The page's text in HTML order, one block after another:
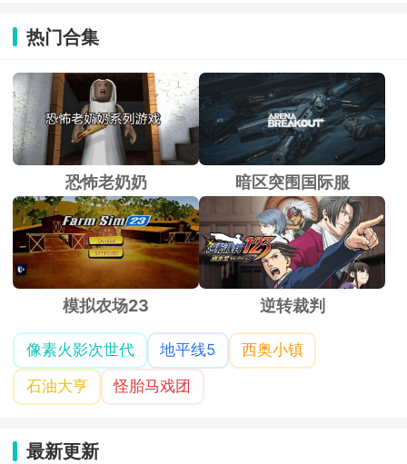
热门合集
恐怖老奶奶 暗区突围国际服
模拟农场23 逆转裁判
像素火影次世代 地平线5
西奥小镇
石油大亨
怪胎马戏团
最新更新